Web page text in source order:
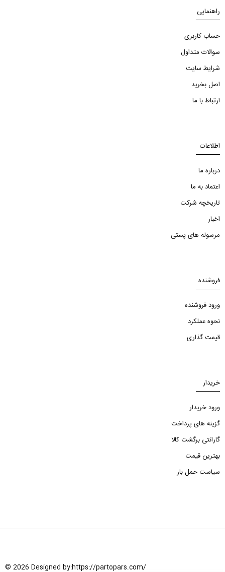
راهنمایی
حساب کاربری
سوالات متداول
شرایط سایت
اصل بخرید
ارتباط با ما
اطلاعات
درباره ما
اعتماد به ما
تاریخچه شرکت
اخبار
مرسوله های پستی
فروشنده
ورود فروشنده
نحوه عملکرد
قیمت گذاری
خریدار
ورود خریدار
گزینه های پرداخت
گارانتی برگشت کالا
بهترین قیمت
سیاست حمل بار
© 2026 Designed by:https://partopars.com/